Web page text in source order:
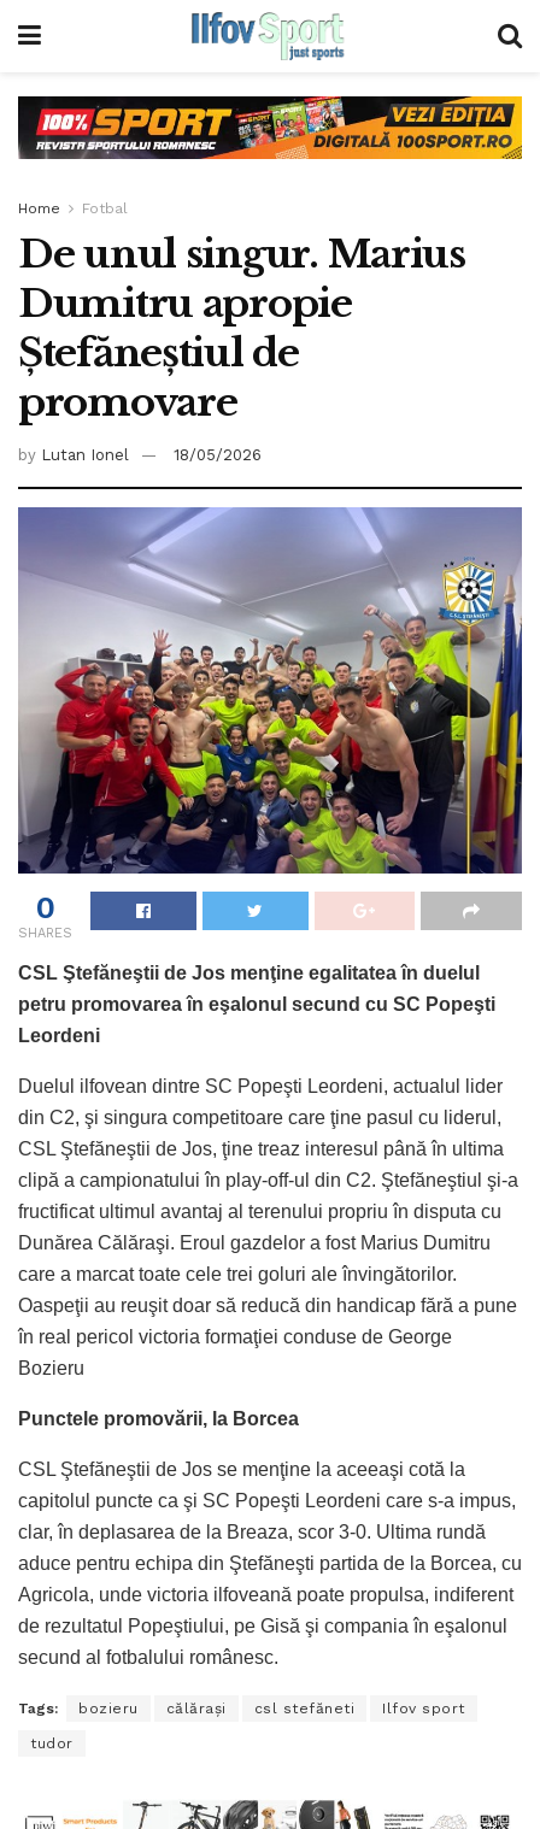
Home Fotbal
De unul singur. Marius
Dumitru apropie
Ştefăneştiul de
promovare
by Lutan Ionel 18/05/2026
0
SHARES
CSL Ştefăneştii de Jos menţine egalitatea în duelul
petru promovarea în eşalonul secund cu SC Popeşti
Leordeni
Duelul ilfovean dintre SC Popeşti Leordeni, actualul lider
din C2, şi singura competitoare care ţine pasul cu liderul,
CSL Ştefăneştii de Jos, ţine treaz interesul până în ultima
clipă a campionatului în play-off-ul din C2. Ştefăneştiul şi-a
fructificat ultimul avantaj al terenului propriu în disputa cu
Dunărea Călăraşi. Eroul gazdelor a fost Marius Dumitru
care a marcat toate cele trei goluri ale învingătorilor.
Oaspeţii au reuşit doar să reducă din handicap fără a pune
în real pericol victoria formaţiei conduse de George
Bozieru
Punctele promovării, la Borcea
CSL Ştefăneştii de Jos se menţine la aceeaşi cotă la
capitolul puncte ca şi SC Popeşti Leordeni care s-a impus,
clar, în deplasarea de la Breaza, scor 3-0. Ultima rundă
aduce pentru echipa din Ştefăneşti partida de la Borcea, cu
Agricola, unde victoria ilfoveană poate propulsa, indiferent
de rezultatul Popeştiului, pe Gisă şi compania în eşalonul
secund al fotbalului românesc.
Tags: bozieru călărași csl stefăneti Ilfov sport
tudor